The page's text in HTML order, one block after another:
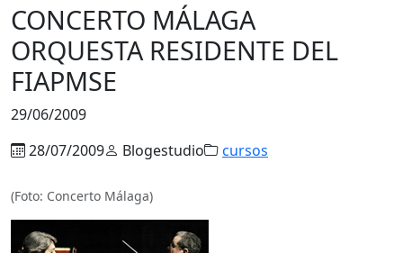
CONCERTO MÁLAGA
ORQUESTA RESIDENTE DEL
FIAPMSE
29/06/2009
28/07/2009
Blogestudio cursos
(Foto: Concerto Málaga)